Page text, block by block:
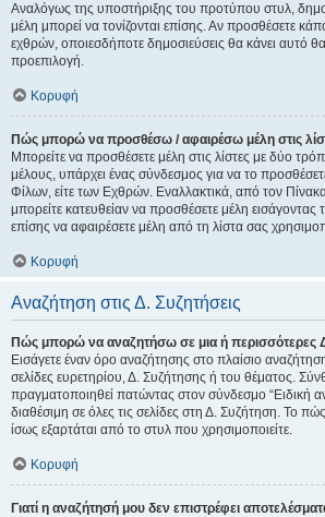
Αναλόγως της υποστήριξης του προτύπου στυλ,
μέλη μπορεί να τονίζονται επίσης. Αν προσθέσετε
εχθρών, οποιεσδήποτε δημοσιεύσεις θα κάνει αυτό
προεπιλογή.
Κορυφή
Πώς μπορώ να προσθέσω / αφαιρέσω μέλη στις
Μπορείτε να προσθέσετε μέλη στις λίστες με δύο
μέλους, υπάρχει ένας σύνδεσμος για να το
Φίλων, είτε των Εχθρών. Εναλλακτικά, από τον
μπορείτε κατευθείαν να προσθέσετε μέλη
επίσης να αφαιρέσετε μέλη από τη λίστα σας
Κορυφή
Αναζήτηση στις Δ. Συζητήσεις
Πώς μπορώ να αναζητήσω σε μια ή περισσότερες
Εισάγετε έναν όρο αναζήτησης στο πλαίσιο
σελίδες ευρετηρίου, Δ. Συζήτησης ή του θέματος.
πραγματοποιηθεί πατώντας στον σύνδεσμο “Ειδική
διαθέσιμη σε όλες τις σελίδες στη Δ. Συζήτηση. Το
ίσως εξαρτάται από το στυλ που χρησιμοποιείτε.
Κορυφή
Γιατί η αναζήτησή μου δεν επιστρέφει